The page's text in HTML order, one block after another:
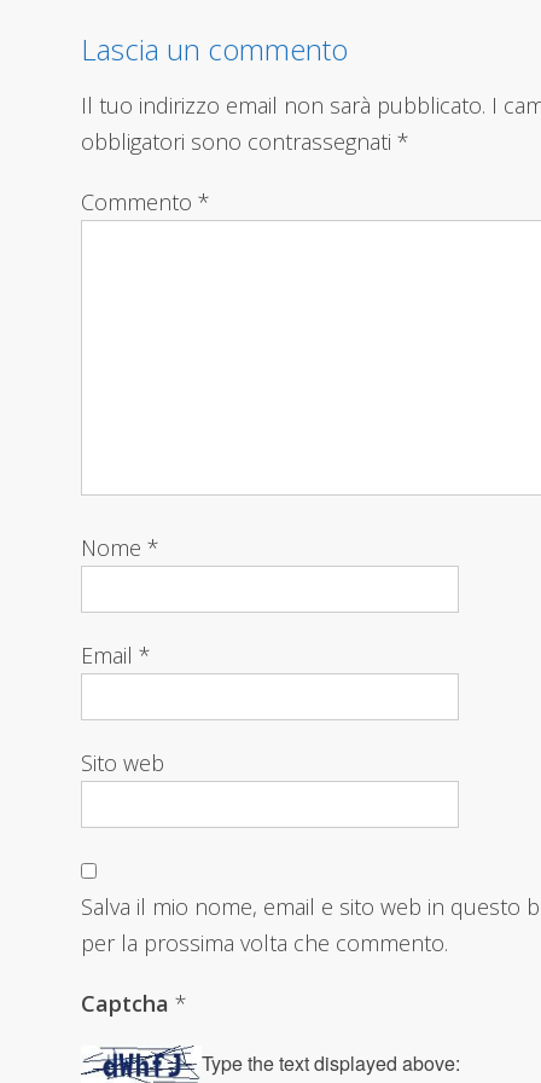
Lascia un commento
Il tuo indirizzo email non sarà pubblicato. I
obbligatori sono contrassegnati*
Commento*
Nome*
Email*
Sito web
Salva il mio nome, email e sito web in questo
per la prossima volta che commento.
Captcha*
Type the text displayed above: